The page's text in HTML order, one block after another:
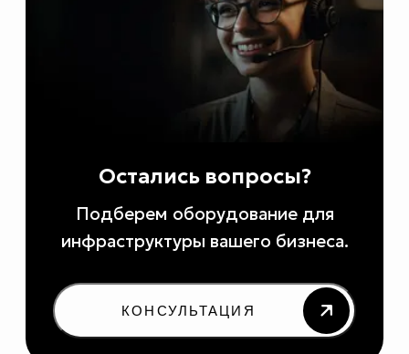
Остались вопросы?
Подберем оборудование для
инфраструктуры вашего бизнеса.
КОНСУЛЬТАЦИЯ